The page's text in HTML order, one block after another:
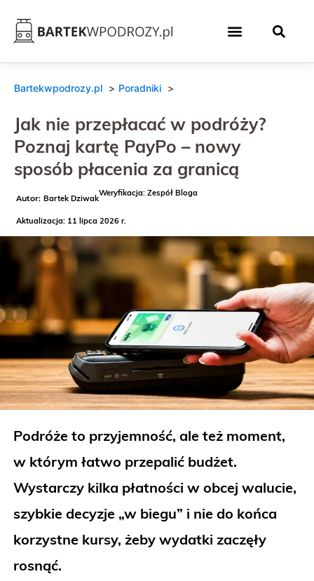
Bartekwpodrozy.pl Poradniki
Jak nie przepłacać w podróży?
Poznaj kartę PayPo – nowy
sposób płacenia za granicą
Bartek Dziwak
Weryfikacja: Zespół Bloga
Aktualizacja: 11 lipca 2026 r.
Podróże to przyjemność, ale też moment,
w którym łatwo przepalić budżet.
Wystarczy kilka płatności w obcej walucie,
szybkie decyzje „w biegu” i nie do końca
korzystne kursy, żeby wydatki zaczęły
rosnąć.